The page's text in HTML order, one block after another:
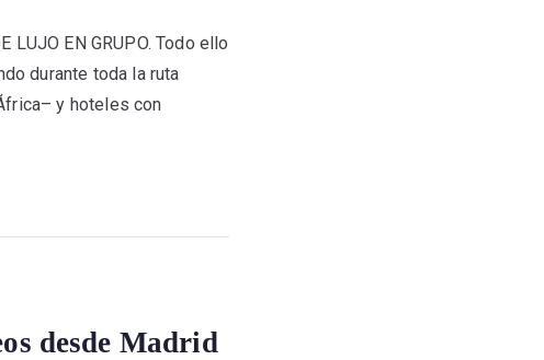
EN GRUPO. Todo ello
durante toda la ruta
y hoteles con
desde Madrid